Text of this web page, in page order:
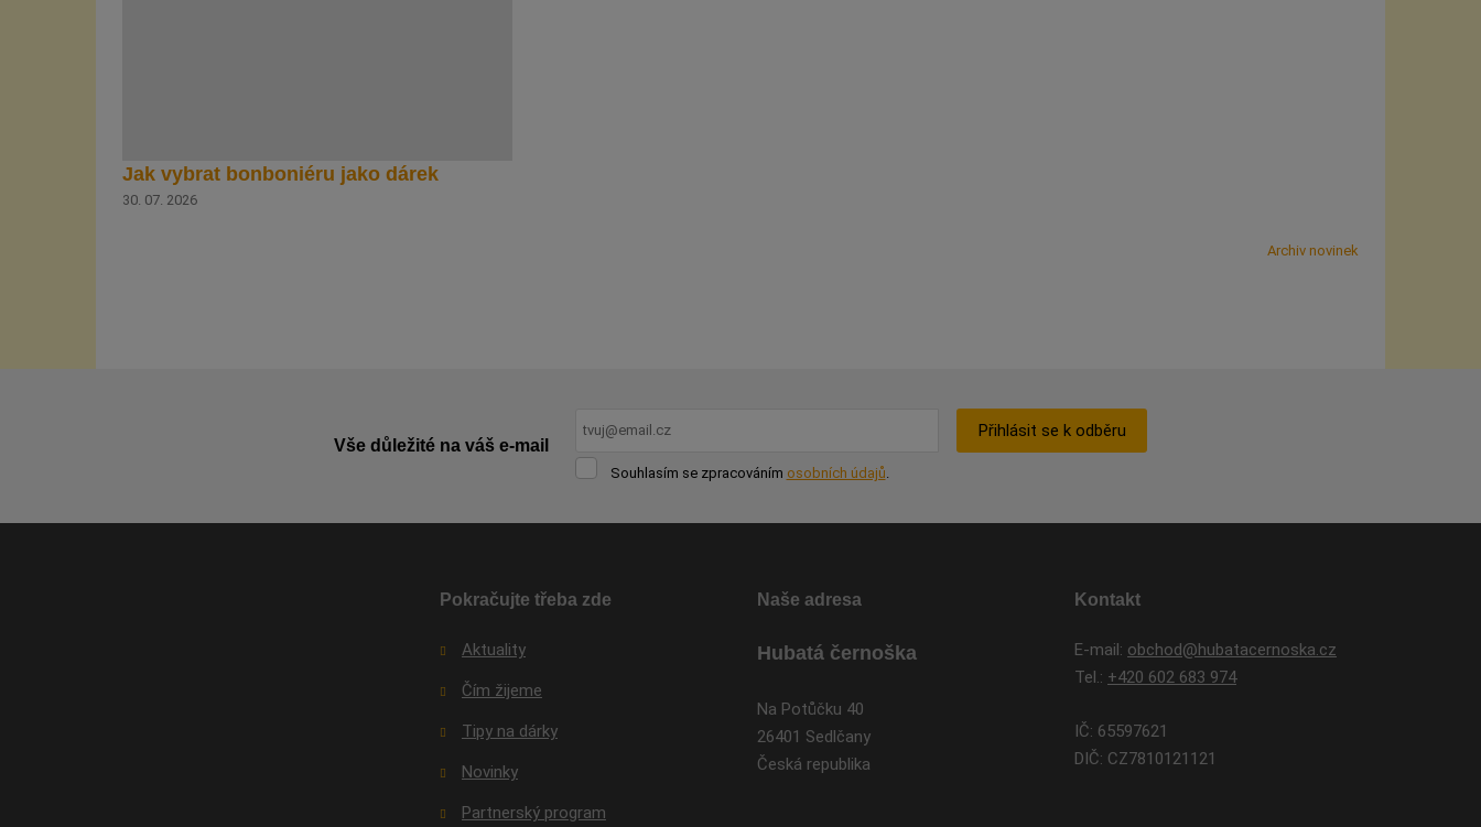
Jak vybrat bonboniéru jako dárek
30. 07. 2026
Archiv novinek
Vše důležité na váš e-mail
Souhlasím
osobních
Souhlasím se zpracováním osobních údajů
Přihlásit se k odběru
odeslat.
Pokračujte třeba zde
Aktuality
Čím žijeme
Tipy na dárky
Novinky
Partnerský program
Naše adresa
Hubatá černoška
Na Potůčku 40
26401 Sedlčany
Česká republika
Kontakt
E-mail: obchod@hubatacernoska.cz
Tel.: +420 602 683 974
IČ: 65597621
DIČ: CZ7810121121